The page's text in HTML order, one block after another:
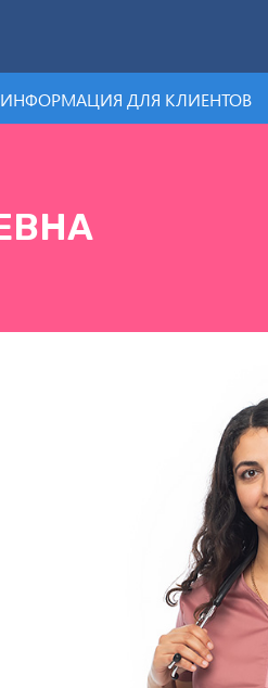
ИНФОРМАЦИЯ ДЛЯ КЛИЕНТОВ